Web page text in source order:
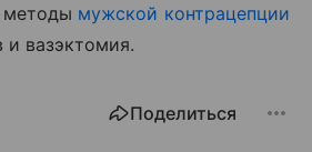
методы мужской контрацепции
и вазэктомия.
Поделиться